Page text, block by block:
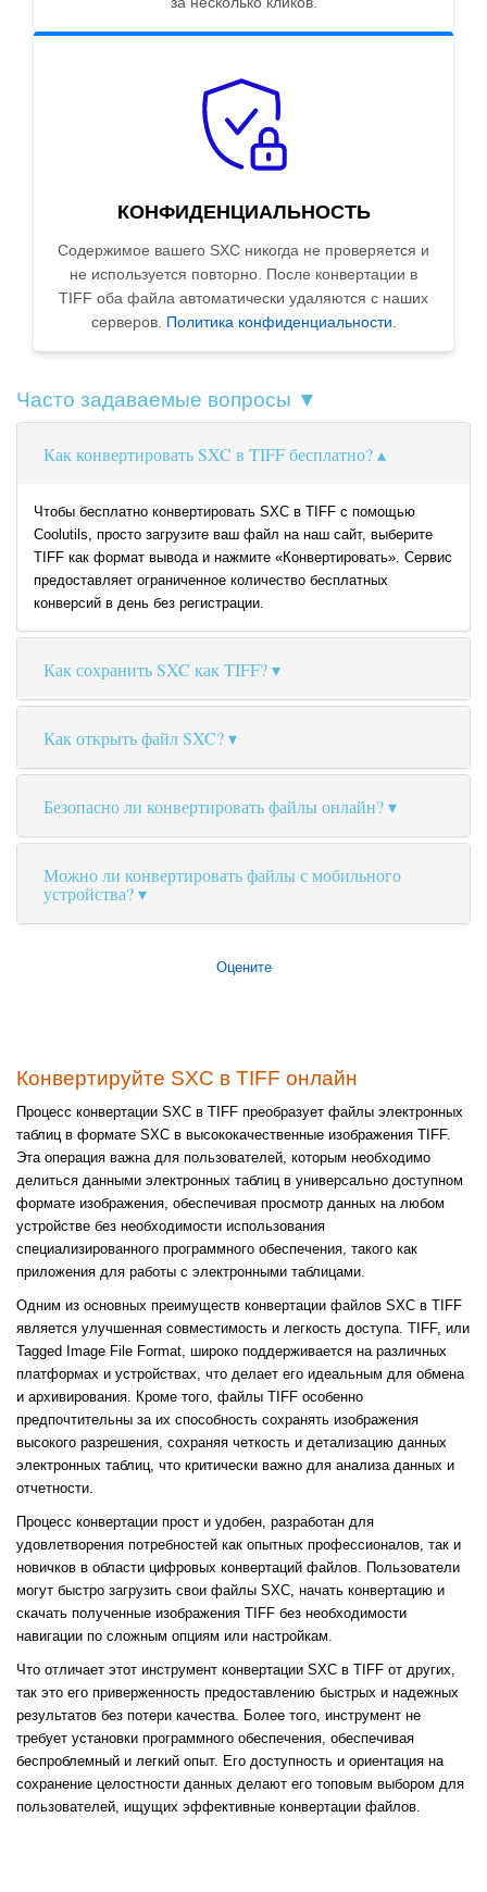
КОНФИДЕНЦИАЛЬНОСТЬ
Содержимое вашего SXC никогда не проверяется и
не используется повторно. После конвертации в
TIFF оба файла автоматически удаляются с наших
серверов. Политика конфиденциальности.
Часто задаваемые вопросы ▼
Как конвертировать SXC в TIFF бесплатно?
Чтобы бесплатно конвертировать SXC в TIFF с помощью
Coolutils, просто загрузите ваш файл на наш сайт, выберите
TIFF как формат вывода и нажмите «Конвертировать». Сервис
предоставляет ограниченное количество бесплатных
конверсий в день без регистрации.
Как сохранить SXC как TIFF?
Как открыть файл SXC?
Безопасно ли конвертировать файлы онлайн?
Можно ли конвертировать файлы с мобильного
устройства?
Оцените
Конвертируйте SXC в TIFF онлайн
Процесс конвертации SXC в TIFF преобразует файлы электронных
таблиц в формате SXC в высококачественные изображения TIFF.
Эта операция важна для пользователей, которым необходимо
делиться данными электронных таблиц в универсально доступном
формате изображения, обеспечивая просмотр данных на любом
устройстве без необходимости использования
специализированного программного обеспечения, такого как
приложения для работы с электронными таблицами.
Одним из основных преимуществ конвертации файлов SXC в TIFF
является улучшенная совместимость и легкость доступа. TIFF, или
Tagged Image File Format, широко поддерживается на различных
платформах и устройствах, что делает его идеальным для обмена
и архивирования. Кроме того, файлы TIFF особенно
предпочтительны за их способность сохранять изображения
высокого разрешения, сохраняя четкость и детализацию данных
электронных таблиц, что критически важно для анализа данных и
отчетности.
Процесс конвертации прост и удобен, разработан для
удовлетворения потребностей как опытных профессионалов, так и
новичков в области цифровых конвертаций файлов. Пользователи
могут быстро загрузить свои файлы SXC, начать конвертацию и
скачать полученные изображения TIFF без необходимости
навигации по сложным опциям или настройкам.
Что отличает этот инструмент конвертации SXC в TIFF от других,
так это его приверженность предоставлению быстрых и надежных
результатов без потери качества. Более того, инструмент не
требует установки программного обеспечения, обеспечивая
беспроблемный и легкий опыт. Его доступность и ориентация на
сохранение целостности данных делают его топовым выбором для
пользователей, ищущих эффективные конвертации файлов.